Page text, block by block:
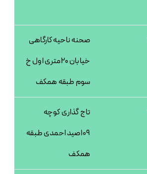
صحنه ناحیه کارگاهی
خیابان 20متری اول خ
سوم طبقه همکف
تاج گذاری کوچه
109صید احمدی طبقه
همکف